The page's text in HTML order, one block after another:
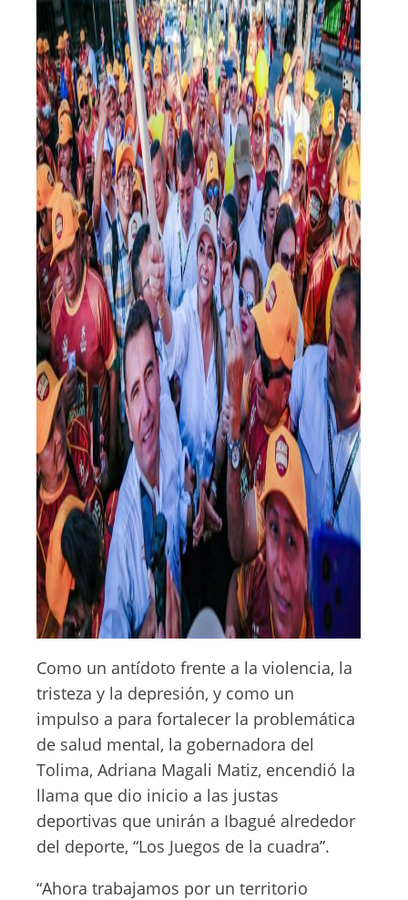
Como un antídoto frente a la violencia, la
tristeza y la depresión, y como un
impulso a para fortalecer la problemática
de salud mental, la gobernadora del
Tolima, Adriana Magali Matiz, encendió la
llama que dio inicio a las justas
deportivas que unirán a Ibagué alrededor
del deporte, “Los Juegos de la cuadra”.
“Ahora trabajamos por un territorio